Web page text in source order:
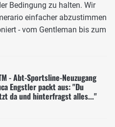
Bedingung zu halten. Wir
einfacher abzustimmen
- vom Gentleman bis zum
- Abt-Sportsline-Neuzugang
Engstler packt aus: "Du
da und hinterfragst alles..."